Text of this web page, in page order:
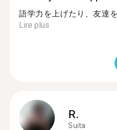
語学力を上げたり、友達
Lire plus
R.
Suita